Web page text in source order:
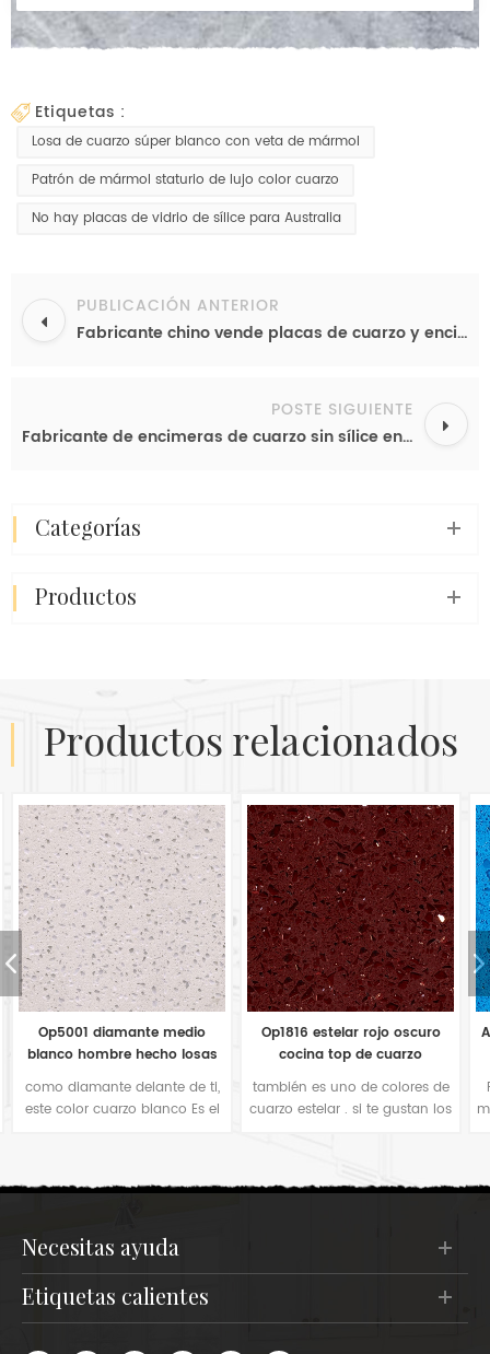
etiquetas :
Losa de cuarzo súper blanco con veta de mármol
Patrón de mármol staturio de lujo color cuarzo
No hay placas de vidrio de sílice para Australia
PUBLICACIÓN ANTERIOR
Fabricante chino vende placas de cuarzo y encimeras de cuarzo fabricadas a países latinoamericanos.
POSTE SIGUIENTE
Fabricante de encimeras de cuarzo sin sílice en China. Losas de cuarzo a buen precio, suministradas a Nueva Zelanda y Australia.
categorías
productos
productos relacionados
Op1816 estelar rojo oscuro
cocina top de cuarzo
también es uno de colores de
cuarzo estelar . si te gustan los
sería su buena opción. El
utiliza principalmente en
azulejos de bar o en pisos de
hoteles.
Azulejos de cuarzo azul claro
estelar op1813 de China
Para muchos fabricantes de
mostradores, también prefieren
simple color cómodo cuando
necesitas ayuda
etiquetas calientes